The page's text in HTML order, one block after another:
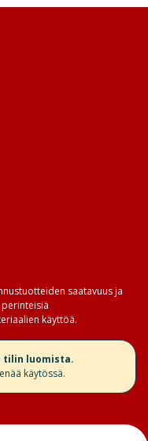
saatavuus ja
käyttöä.
tilin luomista.
käytössä.